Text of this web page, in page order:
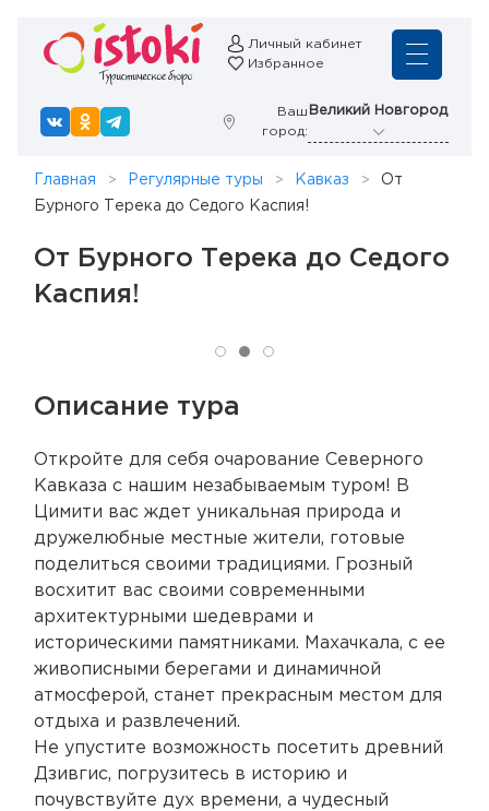
Личный кабинет
Избранное
Ваш
город:
Великий Новгород
Главная Регулярные туры Кавказ
От
Бурного Терека до Седого Каспия!
От Бурного Терека до Седого
Каспия!
Описание тура
Откройте для себя очарование Северного
Кавказа с нашим незабываемым туром! В
Цимити вас ждет уникальная природа и
дружелюбные местные жители, готовые
поделиться своими традициями. Грозный
восхитит вас своими современными
архитектурными шедеврами и
историческими памятниками. Махачкала, с ее
живописными берегами и динамичной
атмосферой, станет прекрасным местом для
отдыха и развлечений.
Не упустите возможность посетить древний
Дзивгис, погрузитесь в историю и
почувствуйте дух времени, а чудесный